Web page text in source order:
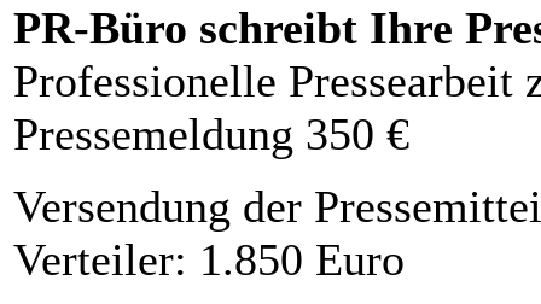
PR-Büro schreibt Ihre
Professionelle Pressearbeit
Pressemeldung 350 €
Versendung der
Verteiler: 1.850 Euro